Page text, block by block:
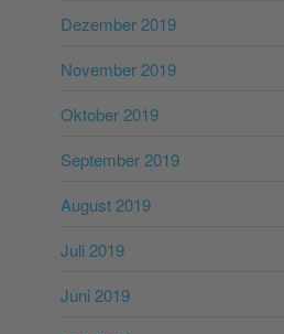
Dezember 2019
November 2019
Oktober 2019
September 2019
August 2019
Juli 2019
Juni 2019